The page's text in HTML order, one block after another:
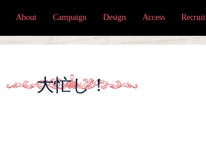
About Campaign Design Access Recruit
大忙し！